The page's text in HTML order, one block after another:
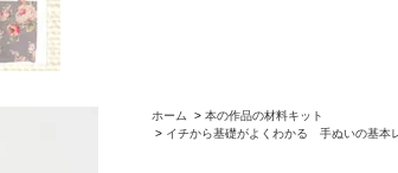
ホーム > 本の作品の材料キット
> イチから基礎がよくわかる 手ぬいの基本